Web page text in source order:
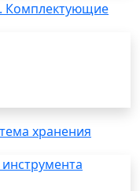
Комплектующие
хранения